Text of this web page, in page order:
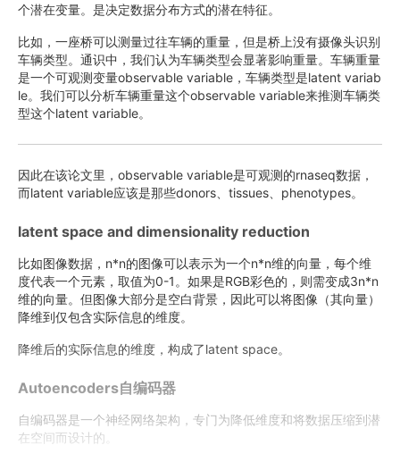
个潜在变量。是决定数据分布方式的潜在特征。
比如，一座桥可以测量过往车辆的重量，但是桥上没有摄像头识别
车辆类型。通识中，我们认为车辆类型会显著影响重量。车辆重量
是一个可观测变量observable variable，车辆类型是latent variab
le。我们可以分析车辆重量这个observable variable来推测车辆类
型这个latent variable。
因此在该论文里，observable variable是可观测的rnaseq数据，
而latent variable应该是那些donors、tissues、phenotypes。
latent space and dimensionality reduction
比如图像数据，n*n的图像可以表示为一个n*n维的向量，每个维
度代表一个元素，取值为0-1。如果是RGB彩色的，则需变成3n*n
维的向量。但图像大部分是空白背景，因此可以将图像（其向量）
降维到仅包含实际信息的维度。
降维后的实际信息的维度，构成了latent space。
Autoencoders自编码器
自编码器是一个神经网络架构，专门为降低维度和将数据压缩到潜
在空间而设计的。